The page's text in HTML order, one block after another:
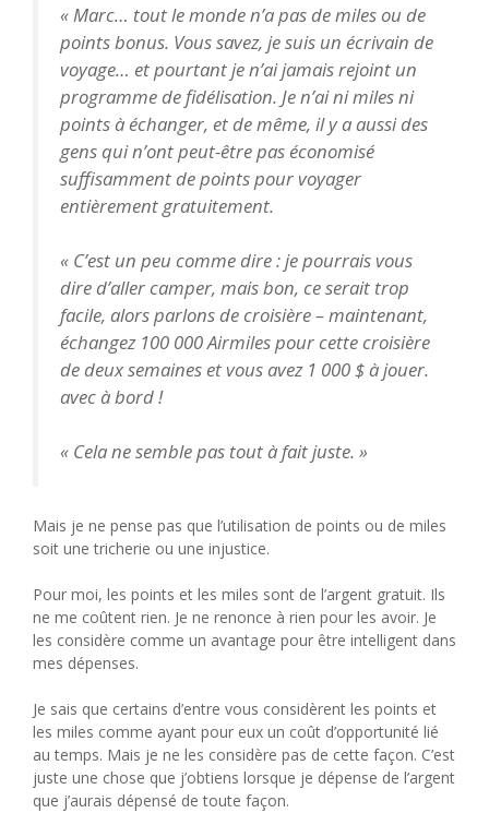
« Marc… tout le monde n’a pas de miles ou de
points bonus. Vous savez, je suis un écrivain de
voyage… et pourtant je n’ai jamais rejoint un
programme de fidélisation. Je n’ai ni miles ni
points à échanger, et de même, il y a aussi des
gens qui n’ont peut-être pas économisé
suffisamment de points pour voyager
entièrement gratuitement.
« C’est un peu comme dire : je pourrais vous
dire d’aller camper, mais bon, ce serait trop
facile, alors parlons de croisière – maintenant,
échangez 100 000 Airmiles pour cette croisière
de deux semaines et vous avez 1 000 $ à jouer.
avec à bord !
« Cela ne semble pas tout à fait juste. »
Mais je ne pense pas que l’utilisation de points ou de miles
soit une tricherie ou une injustice.
Pour moi, les points et les miles sont de l’argent gratuit. Ils
ne me coûtent rien. Je ne renonce à rien pour les avoir. Je
les considère comme un avantage pour être intelligent dans
mes dépenses.
Je sais que certains d’entre vous considèrent les points et
les miles comme ayant pour eux un coût d’opportunité lié
au temps. Mais je ne les considère pas de cette façon. C’est
juste une chose que j’obtiens lorsque je dépense de l’argent
que j’aurais dépensé de toute façon.